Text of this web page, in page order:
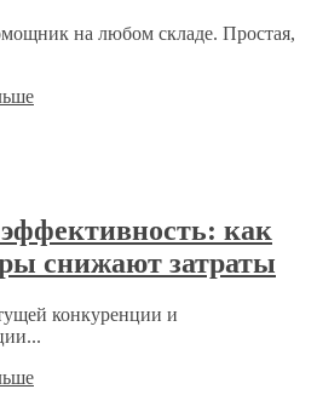
на любом складе. Простая,
как
снижают затраты
конкуренции и